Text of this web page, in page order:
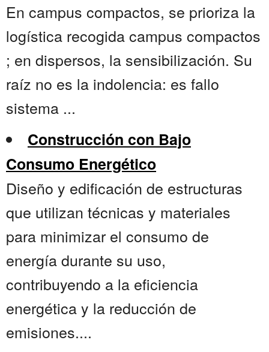
En campus compactos, se prioriza la
logística recogida campus compactos
; en dispersos, la sensibilización. Su
raíz no es la indolencia: es fallo
sistema ...
Construcción con Bajo
Consumo Energético
Diseño y edificación de estructuras
que utilizan técnicas y materiales
para minimizar el consumo de
energía durante su uso,
contribuyendo a la eficiencia
energética y la reducción de
emisiones....